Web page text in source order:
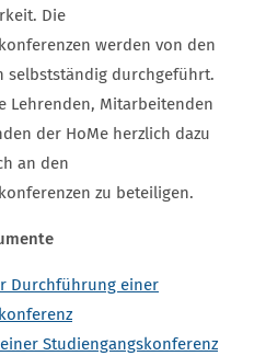
Die
werden von den
selbstständig durchgeführt.
Lehrenden, Mitarbeitenden
der HoMe herzlich dazu
an den
zu beteiligen.
Durchführung einer
Studiengangskonferenz